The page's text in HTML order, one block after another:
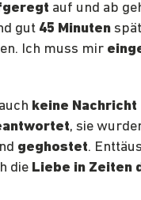
auf und ab
gut 45 Minuten
Ich muss mir
keine Nachricht
, sie
geghostet.
die Liebe in Zeiten